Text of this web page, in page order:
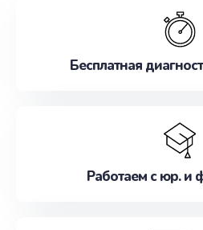
Бесплатная
Работаем с юр. и